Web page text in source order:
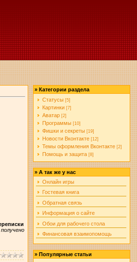
получено
»Категории раздела
Статусы [5]
Картинки [7]
Аватар [2]
Программы [10]
Фишки и секреты [19]
Новости Вконтакте [12]
Темы оформления Вконтакте [2]
Помощь и защита [8]
»А так же у нас
Онлайн игры
Гостевая книга
Обратная связь
Информация о сайте
Обои для рабочего стола
Финансовая взаимопомощь
»Популярные статьи